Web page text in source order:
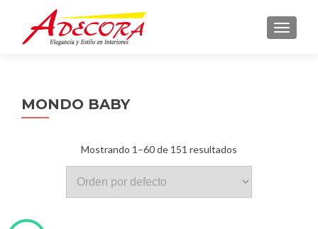
MONDO BABY
Mostrando 1–60 de 151 resultados